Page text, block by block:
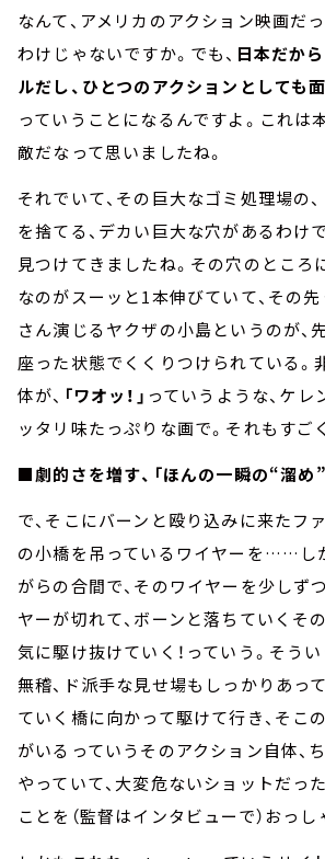
なんて、アメリカのアクション映画だ
わけじゃないですか。でも、 日本だか
ルだし、ひとつのアクションとしても
っていうことになるんですよ。これは
敵だなって思いましたね。
それでいて、その巨大なゴミ処理場の
を捨てる、デカい巨大な穴があるわけ
見つけてきましたね。その穴のところ
なのがスーッと1本伸びていて、その先
さん演じるヤクザの小島というのが、
座った状態でくくりつけられている。
体が、 「ワオッ！」 っていうような、ケレ
ッタリ味たっぷりな画で。それもすご
■劇的さを増す、「ほんの一瞬の“溜め”
で、そこにバーンと殴り込みに来たフ
の小橋を吊っているワイヤーを……し
がらの合間で、そのワイヤーを少しず
ヤーが切れて、ボーンと落ちていくそ
気に駆け抜けていく！っていう。そう
無稽、ド派手な見せ場もしっかりあって
ていく橋に向かって駆けて行き、そこ
がいるっていうそのアクション自体、
やっていて、大変危ないショットだっ
ことを（監督はインタビューで）おっし